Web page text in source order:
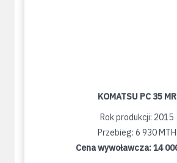
KOMATSU PC 35 MR
Rok produkcji: 2015
Przebieg: 6 930 MTH
Cena wywoławcza:14